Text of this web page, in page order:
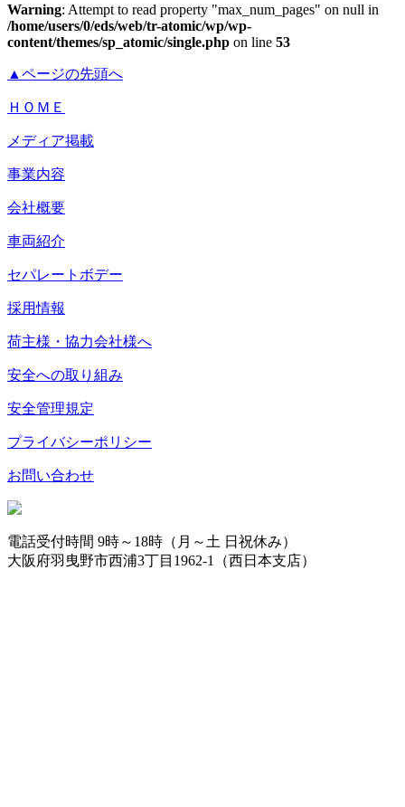
Warning: Attempt to read property "max_num_pages" on null in
/home/users/0/eds/web/tr-atomic/wp/wp-
content/themes/sp_atomic/single.php on line 53
▲ページの先頭へ
ＨＯＭＥ
メディア掲載
事業内容
会社概要
車両紹介
セパレートボデー
採用情報
荷主様・協力会社様へ
安全への取り組み
安全管理規定
プライバシーポリシー
お問い合わせ
電話受付時間 9時～18時（月～土 日祝休み）
大阪府羽曳野市西浦3丁目1962-1（西日本支店）